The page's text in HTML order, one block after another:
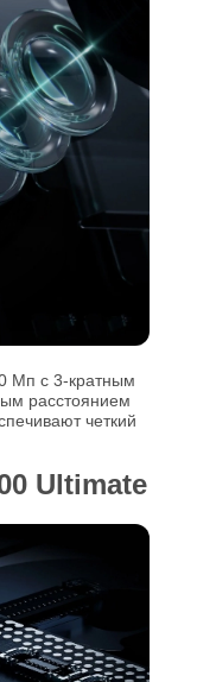
Мп с 3-кратным
расстоянием
четкий
Ultimate